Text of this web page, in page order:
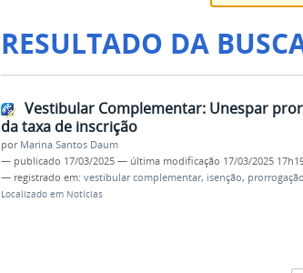
RESULTADO DA
Vestibular Complementar: Unespar
da taxa de inscrição
por Marina Santos Daum
— publicado 17/03/2025 — última modificação 17/03/2025
— registrado em: vestibular complementar, isenção, prorrogação
Localizado em Notícias